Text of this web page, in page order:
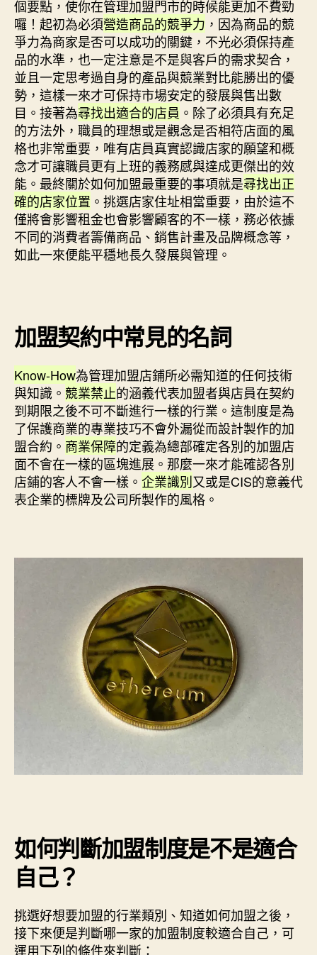
個要點，使你在管理加盟門市的時候能更加不費勁
囉！起初為必須營造商品的競爭力 ，因為商品的競
爭力為商家是否可以成功的關鍵，不光必須保持產
品的水準，也一定注意是不是與客戶的需求契合，
並且一定思考過自身的產品與競業對比能勝出的優
勢，這樣一來才可保持市場安定的發展與售出數
目。接著為尋找出適合的店員 。除了必須具有充足
的方法外，職員的理想或是觀念是否相符店面的風
格也非常重要，唯有店員真實認識店家的願望和概
念才可讓職員更有上班的義務感與達成更傑出的效
能。最終關於如何加盟最重要的事項就是尋找出正
確的店家位置 。挑選店家住址相當重要，由於這不
僅將會影響租金也會影響顧客的不一樣，務必依據
不同的消費者籌備商品、銷售計畫及品牌概念等，
如此一來便能平穩地長久發展與管理。
加盟契約中常見的名詞
Know-How為管理加盟店鋪所必需知道的任何技術
與知識。 競業禁止的涵義代表加盟者與店員在契約
到期限之後不可不斷進行一樣的行業。這制度是為
了保護商業的專業技巧不會外漏從而設計製作的加
盟合約。 商業保障的定義為總部確定各別的加盟店
面不會在一樣的區塊進展。那麼一來才能確認各別
店鋪的客人不會一樣。 企業識別又或是CIS的意義代
表企業的標牌及公司所製作的風格。
如何判斷加盟制度是不是適合
自己？
挑選好想要加盟的行業類別、知道如何加盟之後，
接下來便是判斷哪一家的加盟制度較適合自己，可
運用下列的條件來判斷：